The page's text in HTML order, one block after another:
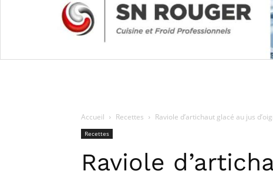
Accueil Recettes Raviole d’artichaut glacé au jus
Recettes
Raviole